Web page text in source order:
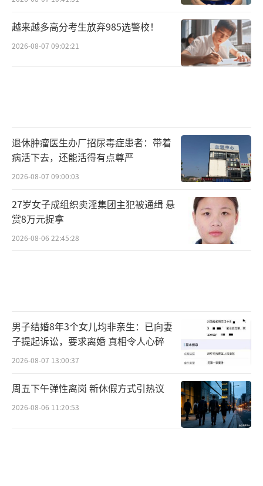
越来越多高分考生放弃985选警校！
2026-08-07 09:02:21
退休肿瘤医生办厂招尿毒症患者：带着
病活下去，还能活得有点尊严
2026-08-07 09:00:03
27岁女子成组织卖淫集团主犯被通缉 悬
赏8万元捉拿
2026-08-06 22:45:28
男子结婚8年3个女儿均非亲生：已向妻
子提起诉讼，要求离婚 真相令人心碎
2026-08-07 13:00:37
周五下午弹性离岗 新休假方式引热议
2026-08-06 11:20:53